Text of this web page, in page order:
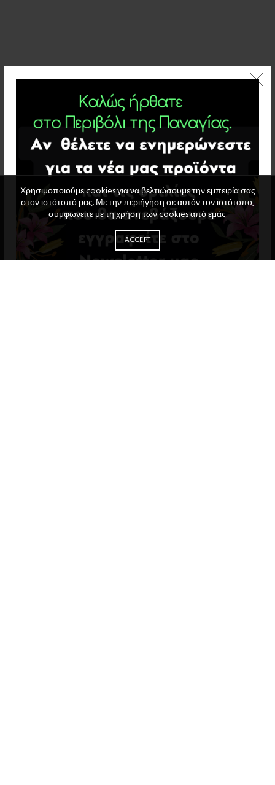
Χρησιμοποιούμε cookies για να βελτιώσουμε την εμπειρία σας
στον ιστότοπό μας. Με την περιήγηση σε αυτόν τον ιστότοπο,
συμφωνείτε με τη χρήση των cookies από εμάς.
ACCEPT